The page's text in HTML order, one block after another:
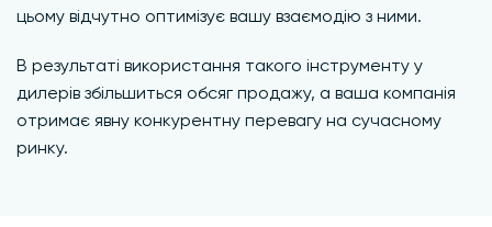
цьому відчутно оптимізує вашу взаємодію з ними.
В результаті використання такого інструменту у
дилерів збільшиться обсяг продажу, а ваша компанія
отримає явну конкурентну перевагу на сучасному
ринку.